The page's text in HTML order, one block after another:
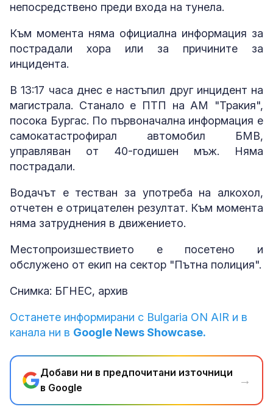
непосредствено преди входа на тунела.
Към момента няма официална информация за
пострадали хора или за причините за
инцидента.
В 13:17 часа днес е настъпил друг инцидент на
магистрала. Станало е ПТП на АМ "Тракия",
посока Бургас. По първоначална информация е
самокатастрофирал автомобил БМВ,
управляван от 40-годишен мъж. Няма
пострадали.
Водачът е тестван за употреба на алкохол,
отчетен е отрицателен резултат. Към момента
няма затруднения в движението.
Местопроизшествието е посетено и
обслужено от екип на сектор "Пътна полиция".
Снимка: БГНЕС, архив
Останете информирани с Bulgaria ON AIR и в
канала ни в Google News Showcase.
Добави ни в предпочитани източници
в Google
→